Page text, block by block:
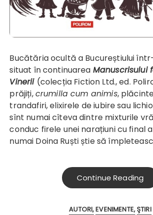
Bucătăria ocultă a Bucureștiului într-un roman
situat în continuarea Manuscrisului
Vinerii (colecția Fiction Ltd., ed.
prăjiți,crumilla cum animis,
trandafiri, elixirele de iubire sau
sînt numai cîteva dintre mixturile
conduc firele unei narațiuni cu final
numai Doina Ruști știe să
Continue Reading
AUTORI EVENIMENTE ŞTIRI